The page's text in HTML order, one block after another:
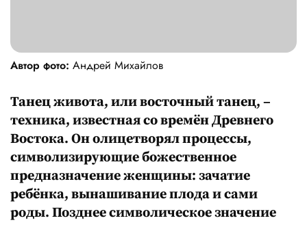
Автор фото: Андрей Михайлов
Танец живота, или восточный танец, –
техника, известная со времён Древнего
Востока. Он олицетворял процессы,
символизирующие божественное
предназначение женщины: зачатие
ребёнка, вынашивание плода и сами
роды. Позднее символическое значение